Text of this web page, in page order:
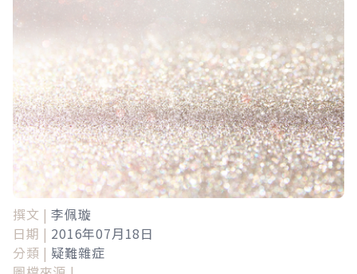
撰文 | 李佩璇
日期 | 2016年07月18日
分類 | 疑難雜症